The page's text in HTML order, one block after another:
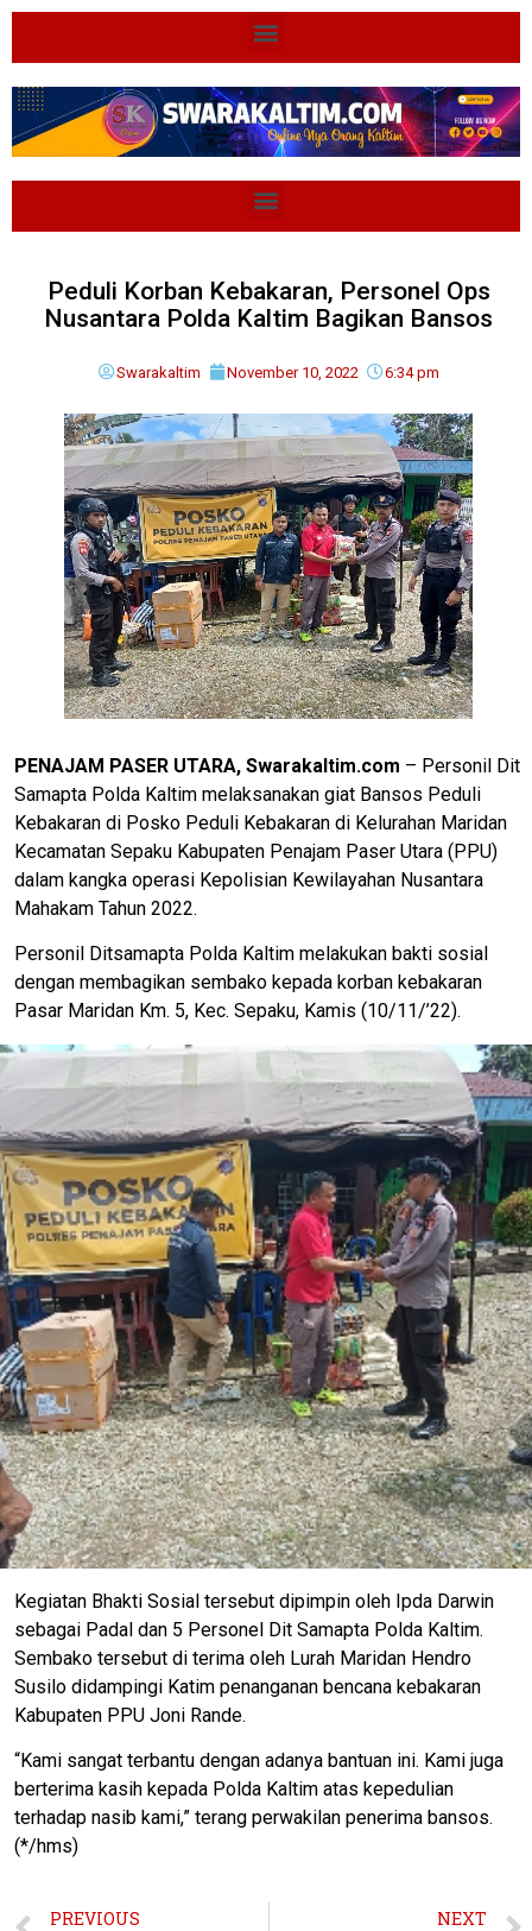
Peduli Korban Kebakaran, Personel Ops
Nusantara Polda Kaltim Bagikan Bansos
Swarakaltim November 10, 2022 6:34 pm
PENAJAM PASER UTARA, Swarakaltim.com – Personil Dit
Samapta Polda Kaltim melaksanakan giat Bansos Peduli
Kebakaran di Posko Peduli Kebakaran di Kelurahan Maridan
Kecamatan Sepaku Kabupaten Penajam Paser Utara (PPU)
dalam kangka operasi Kepolisian Kewilayahan Nusantara
Mahakam Tahun 2022.
Personil Ditsamapta Polda Kaltim melakukan bakti sosial
dengan membagikan sembako kepada korban kebakaran
Pasar Maridan Km. 5, Kec. Sepaku, Kamis (10/11/’22).
Kegiatan Bhakti Sosial tersebut dipimpin oleh Ipda Darwin
sebagai Padal dan 5 Personel Dit Samapta Polda Kaltim.
Sembako tersebut di terima oleh Lurah Maridan Hendro
Susilo didampingi Katim penanganan bencana kebakaran
Kabupaten PPU Joni Rande.
“Kami sangat terbantu dengan adanya bantuan ini. Kami juga
berterima kasih kepada Polda Kaltim atas kepedulian
terhadap nasib kami,” terang perwakilan penerima bansos.
(*/hms)
PREVIOUS NEXT